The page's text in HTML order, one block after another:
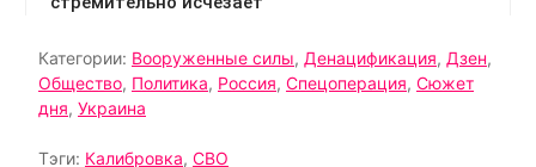
Категории: Вооруженные силы, Денацификация, Дзен,
Общество, Политика, Россия, Спецоперация, Сюжет
дня, Украина
Тэги: Калибровка, СВО